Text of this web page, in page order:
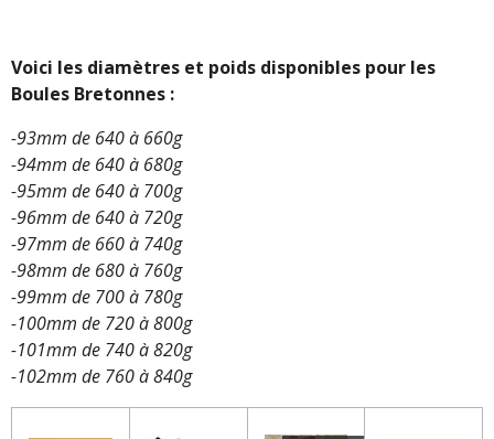
G
A
G
G
A
G
Voici les diamètres et poids disponibles pour les
Boules Bretonnes :
-93mm de 640 à 660g
-94mm de 640 à 680g
-95mm de 640 à 700g
-96mm de 640 à 720g
-97mm de 660 à 740g
-98mm de 680 à 760g
-99mm de 700 à 780g
-100mm de 720 à 800g
-101mm de 740 à 820g
-102mm de 760 à 840g